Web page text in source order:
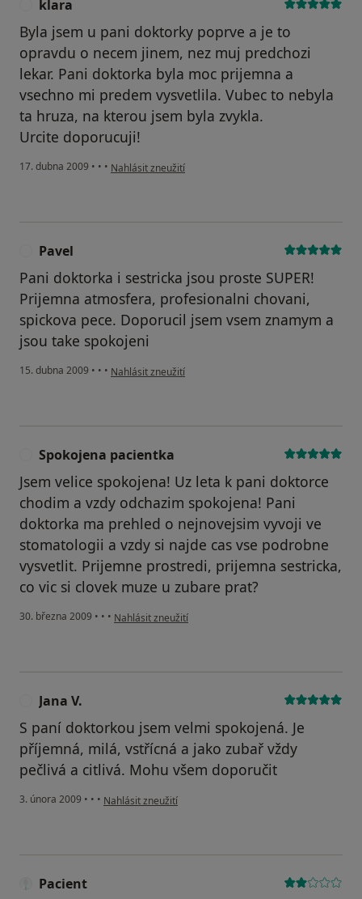
klara
Byla jsem u pani doktorky poprve a je to
opravdu o necem jinem, nez muj predchozi
lekar. Pani doktorka byla moc prijemna a
vsechno mi predem vysvetlila. Vubec to nebyla
ta hruza, na kterou jsem byla zvykla.
Urcite doporucuji!
17. dubna 2009 • • • podle názoru uživatele klara
Nahlásit zneužití
Pavel
Pani doktorka i sestricka jsou proste SUPER!
Prijemna atmosfera, profesionalni chovani,
spickova pece. Doporucil jsem vsem znamym a
jsou take spokojeni
15. dubna 2009 • • • podle názoru uživatele Pavel
Nahlásit zneužití
Spokojena pacientka
Jsem velice spokojena! Uz leta k pani doktorce
chodim a vzdy odchazim spokojena! Pani
doktorka ma prehled o nejnovejsim vyvoji ve
stomatologii a vzdy si najde cas vse podrobne
vysvetlit. Prijemne prostredi, prijemna sestricka,
co vic si clovek muze u zubare prat?
30. března 2009 • • • podle názoru uživatele Spokojena pacientka
Nahlásit zneužití
Jana V.
S paní doktorkou jsem velmi spokojená. Je
příjemná, milá, vstřícná a jako zubař vždy
pečlivá a citlivá. Mohu všem doporučit
3. února 2009 • • • podle názoru uživatele Jana V.
Nahlásit zneužití
Pacient